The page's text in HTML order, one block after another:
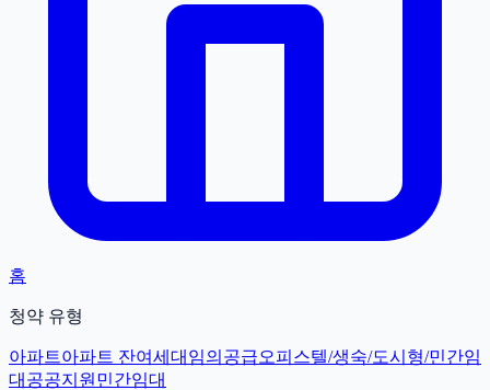
홈
청약 유형
아파트아파트 잔여세대 임의공급오피스텔/생숙/도시형/민간임
대 공공지원민간임대